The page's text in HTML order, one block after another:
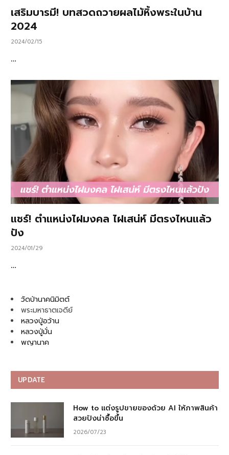
เสริมบารมี! บทสวดถวายผลไม้หิ้งพระในบ้าน
2024
2024/02/15
…
แชร์! ตำแหน่งไฝมงคล ไฝเสน่ห์ มีตรงไหนแล้ว
ปัง
2024/01/29
…
วัดป่านาคนิมิตต์
พระมหาธาตเจดีย์
หลวงปู่อว้าน
หลวงปู่มั่น
พญานาค
UPDATE
How to แต่งรูปขายของด้วย AI ให้ภาพสินค้า
สวยปังน่าซื้อขึ้น
2026/07/23